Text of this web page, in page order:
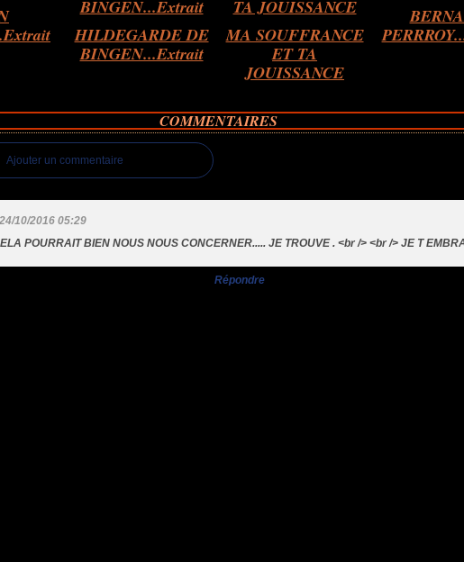
HILDEGARDE DE
BINGEN...Extrait
MA SOUFFRANCE
ET TA
JOUISSANCE
COMMENTAIRES
Ajouter un commentaire
24/10/2016 05:29
POURRAIT BIEN NOUS NOUS CONCERNER..... JE TROUVE . <br /> <br /> JE T
Répondre